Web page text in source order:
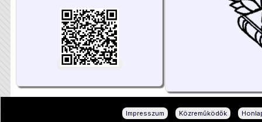
Impresszum Közreműködők